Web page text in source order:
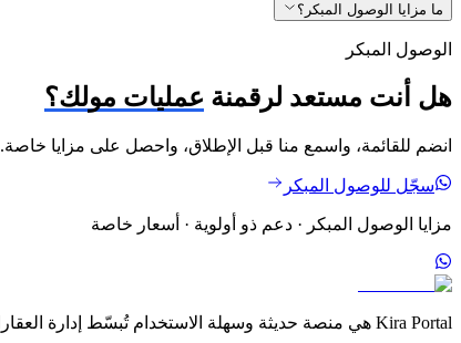
ما مزايا الوصول المبكر؟
الوصول المبكر
هل أنت مستعد لرقمنة عمليات مولك؟
انضم للقائمة، واسمع منا قبل الإطلاق، واحصل على مزايا خاصة.
سجّل للوصول المبكر
مزايا الوصول المبكر · دعم ذو أولوية · أسعار خاصة
Kira Portal هي منصة حديثة وسهلة الاستخدام تُبسّط إدارة العقارات.